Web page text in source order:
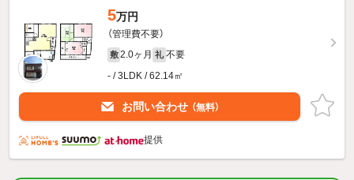
5万円
（管理費不要）
敷 2.0ヶ月 礼 不要
- / 3LDK / 62.14㎡
お問い合わせ （無料）
提供